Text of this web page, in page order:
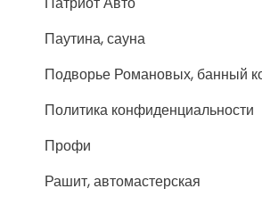
Паутина, сауна
Подворье Романовых, банный
Политика конфиденциальности
Профи
Рашит, автомастерская